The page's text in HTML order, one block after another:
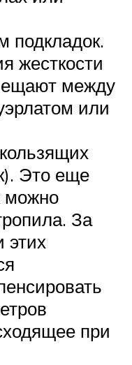
подкладок.
жесткости
между
или
Это еще
можно
За
этих
при